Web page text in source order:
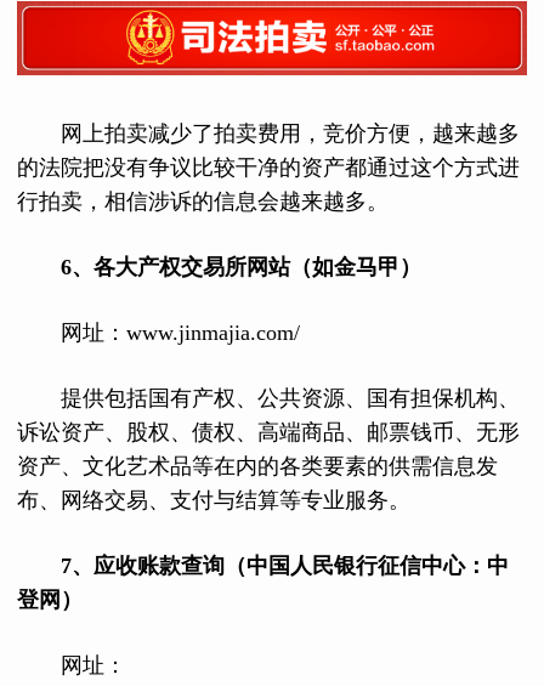
网上拍卖减少了拍卖费用，竞价方便，越来越多
的法院把没有争议比较干净的资产都通过这个方式进
行拍卖，相信涉诉的信息会越来越多。
6、 各大产权交易所网站（如金马甲）
网址：www.jinmajia.com/
提供包括国有产权、公共资源、国有担保机构、
诉讼资产、股权、债权、高端商品、邮票钱币、无形
资产、文化艺术品等在内的各类要素的供需信息发
布、网络交易、支付与结算等专业服务。
7、 应收账款查询（中国人民银行征信中心：中
登网）
网址：